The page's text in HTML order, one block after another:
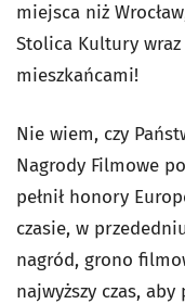
miejsca niż
Stolica Kultury
mieszkańcami!
Nie wiem, czy
Nagrody Filmowe
pełnił honory
czasie, w
nagród, grono
najwyższy czas,